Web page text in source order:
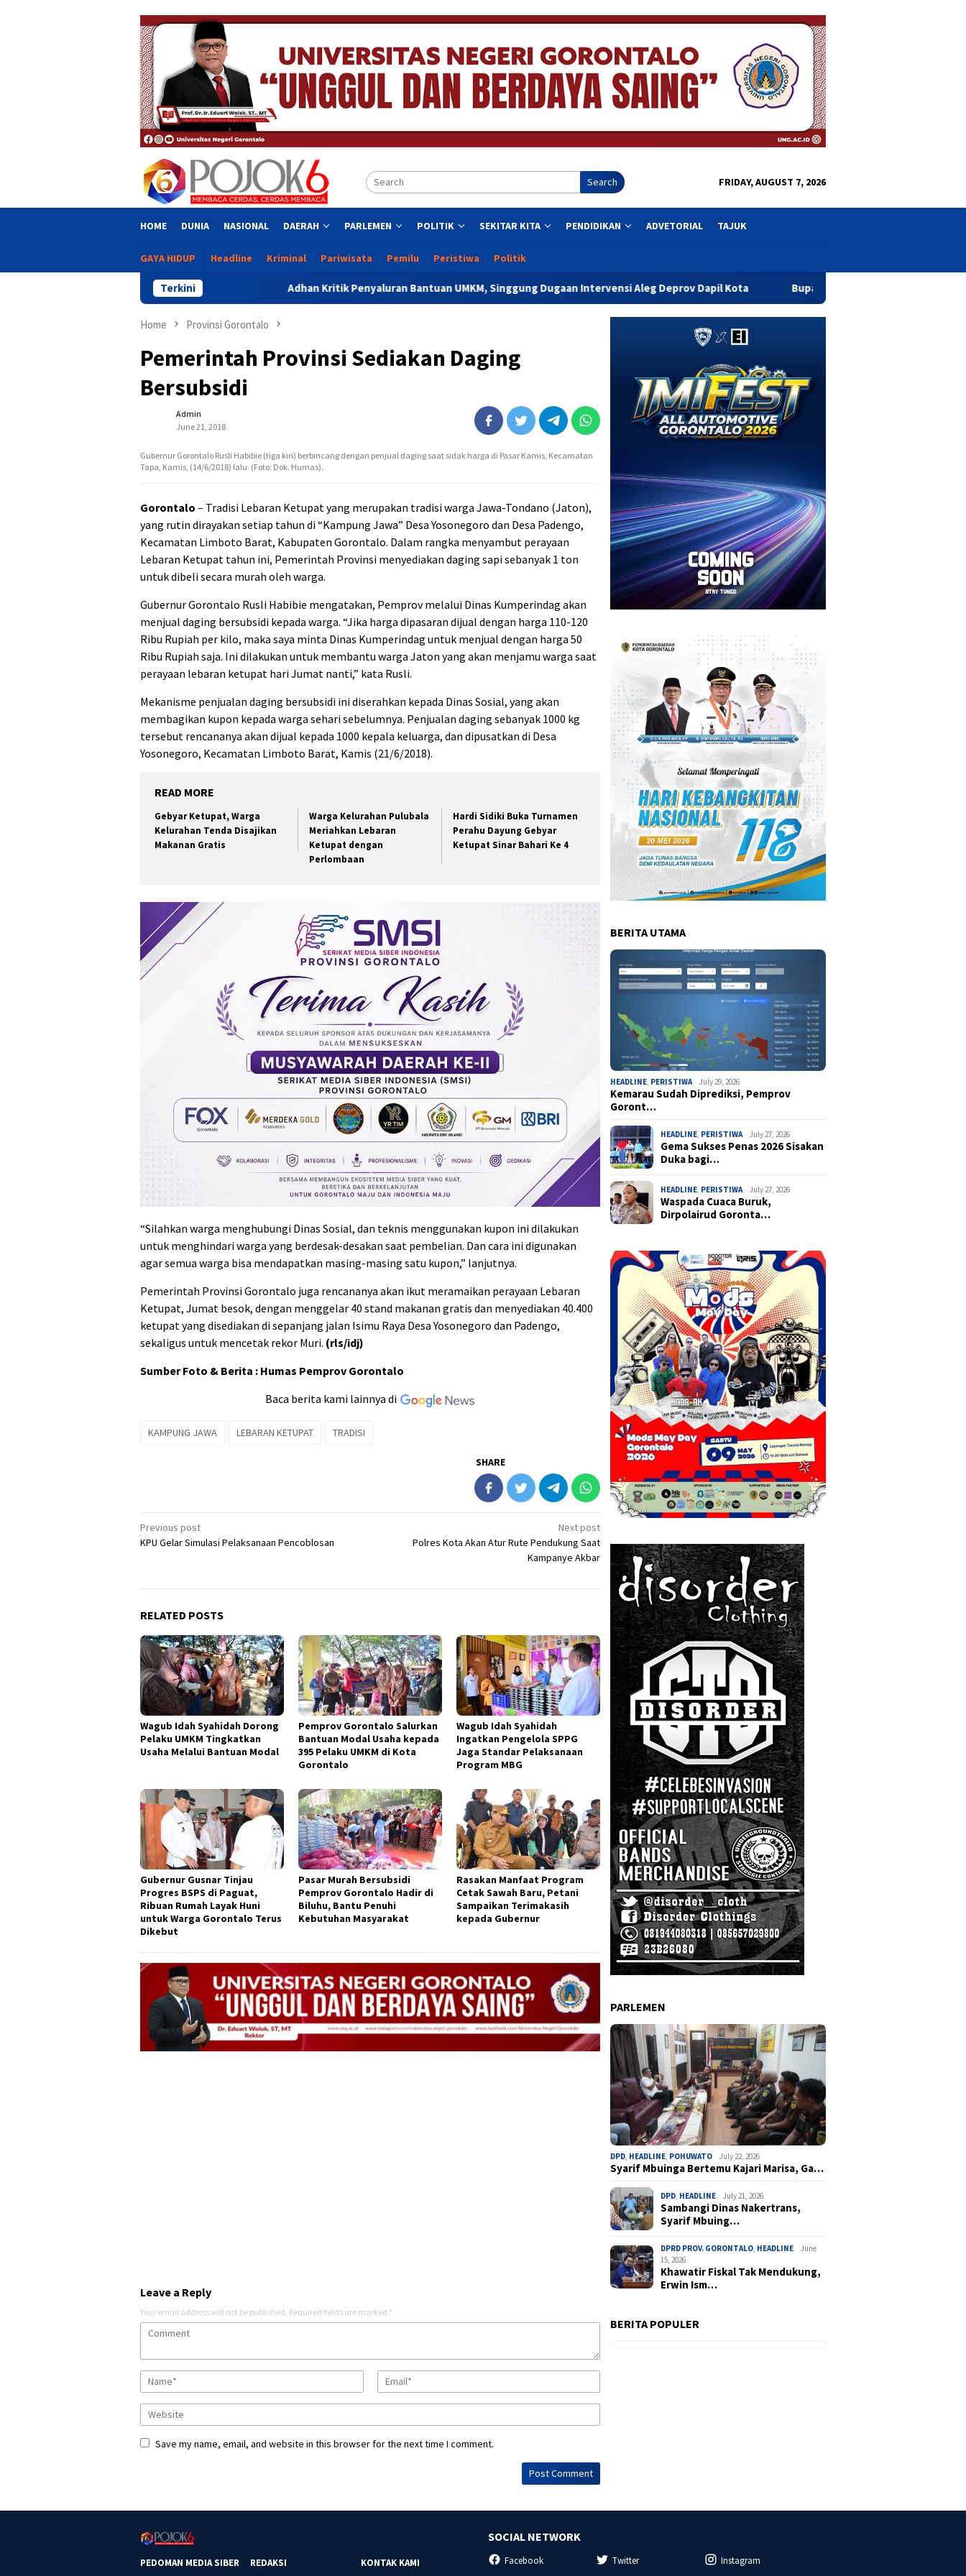
Search FRIDAY, AUGUST 7, 2026
HOME DUNIA NASIONAL DAERAH PARLEMEN POLITIK SEKITAR KITA PENDIDIKAN ADVETORIAL TAJUK
GAYA HIDUP Headline Kriminal Pariwisata Pemilu Peristiwa Politik
Terkini Adhan Kritik Penyaluran Bantuan UMKM, Singgung Dugaan Intervensi Aleg Deprov Dapil Kota Bupati Sofyan Teken MoU Isbat dan Pendaftaran
Home Provinsi Gorontalo
Pemerintah Provinsi Sediakan Daging
Bersubsidi
Admin
June 21, 2018
Gubernur Gorontalo Rusli Habibie (tiga kiri) berbincang dengan penjual daging saat sidak harga di Pasar Kamis, Kecamatan
Tapa, Kamis, (14/6/2018) lalu. (Foto: Dok. Humas).
Gorontalo – Tradisi Lebaran Ketupat yang merupakan tradisi warga Jawa-Tondano (Jaton),
yang rutin dirayakan setiap tahun di “Kampung Jawa” Desa Yosonegoro dan Desa Padengo,
Kecamatan Limboto Barat, Kabupaten Gorontalo. Dalam rangka menyambut perayaan
Lebaran Ketupat tahun ini, Pemerintah Provinsi menyediakan daging sapi sebanyak 1 ton
untuk dibeli secara murah oleh warga.
Gubernur Gorontalo Rusli Habibie mengatakan, Pemprov melalui Dinas Kumperindag akan
menjual daging bersubsidi kepada warga. “Jika harga dipasaran dijual dengan harga 110-120
Ribu Rupiah per kilo, maka saya minta Dinas Kumperindag untuk menjual dengan harga 50
Ribu Rupiah saja. Ini dilakukan untuk membantu warga Jaton yang akan menjamu warga saat
perayaan lebaran ketupat hari Jumat nanti,” kata Rusli.
Mekanisme penjualan daging bersubsidi ini diserahkan kepada Dinas Sosial, yang akan
membagikan kupon kepada warga sehari sebelumnya. Penjualan daging sebanyak 1000 kg
tersebut rencananya akan dijual kepada 1000 kepala keluarga, dan dipusatkan di Desa
Yosonegoro, Kecamatan Limboto Barat, Kamis (21/6/2018).
READ MORE
Gebyar Ketupat, Warga
Kelurahan Tenda Disajikan
Makanan Gratis
Warga Kelurahan Pulubala
Meriahkan Lebaran
Ketupat dengan
Perlombaan
Hardi Sidiki Buka Turnamen
Perahu Dayung Gebyar
Ketupat Sinar Bahari Ke 4
“Silahkan warga menghubungi Dinas Sosial, dan teknis menggunakan kupon ini dilakukan
untuk menghindari warga yang berdesak-desakan saat pembelian. Dan cara ini digunakan
agar semua warga bisa mendapatkan masing-masing satu kupon,” lanjutnya.
Pemerintah Provinsi Gorontalo juga rencananya akan ikut meramaikan perayaan Lebaran
Ketupat, Jumat besok, dengan menggelar 40 stand makanan gratis dan menyediakan 40.400
ketupat yang disediakan di sepanjang jalan Isimu Raya Desa Yosonegoro dan Padengo,
sekaligus untuk mencetak rekor Muri. (rls/idj)
Sumber Foto & Berita : Humas Pemprov Gorontalo
Baca berita kami lainnya di
KAMPUNG JAWA LEBARAN KETUPAT TRADISI
SHARE
Post
navigation
Previous post
KPU Gelar Simulasi Pelaksanaan Pencoblosan
Next post
Polres Kota Akan Atur Rute Pendukung Saat
Kampanye Akbar
RELATED POSTS
Wagub Idah Syahidah Dorong
Pelaku UMKM Tingkatkan
Usaha Melalui Bantuan Modal
Pemprov Gorontalo Salurkan
Bantuan Modal Usaha kepada
395 Pelaku UMKM di Kota
Gorontalo
Wagub Idah Syahidah
Ingatkan Pengelola SPPG
Jaga Standar Pelaksanaan
Program MBG
Gubernur Gusnar Tinjau
Progres BSPS di Paguat,
Ribuan Rumah Layak Huni
untuk Warga Gorontalo Terus
Dikebut
Pasar Murah Bersubsidi
Pemprov Gorontalo Hadir di
Biluhu, Bantu Penuhi
Kebutuhan Masyarakat
Rasakan Manfaat Program
Cetak Sawah Baru, Petani
Sampaikan Terimakasih
kepada Gubernur
Leave a Reply
Your email address will not be published. Required fields are marked *
Save my name, email, and website in this browser for the next time I comment.
BERITA UTAMA
HEADLINE, PERISTIWA July 29, 2026
Kemarau Sudah Diprediksi, Pemprov
Goront…
HEADLINE, PERISTIWA July 27, 2026
Gema Sukses Penas 2026 Sisakan
Duka bagi…
HEADLINE, PERISTIWA July 27, 2026
Waspada Cuaca Buruk,
Dirpolairud Goronta…
PARLEMEN
DPD, HEADLINE, POHUWATO July 22, 2026
Syarif Mbuinga Bertemu Kajari Marisa, Ga…
DPD, HEADLINE July 21, 2026
Sambangi Dinas Nakertrans,
Syarif Mbuing…
DPRD PROV. GORONTALO, HEADLINE
June
15, 2026
Khawatir Fiskal Tak Mendukung,
Erwin Ism…
BERITA POPULER
PEDOMAN MEDIA SIBER REDAKSI KONTAK KAMI
SOCIAL NETWORK
Facebook Twitter
Instagram